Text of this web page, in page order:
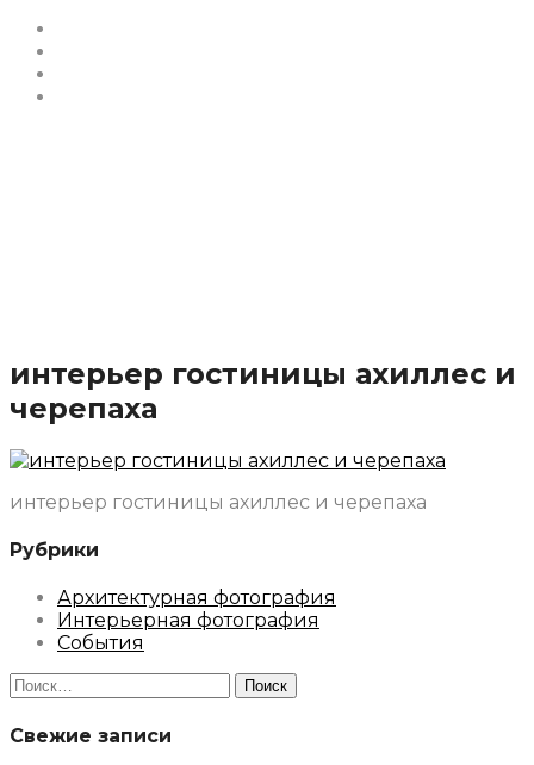
интерьер гостиницы ахиллес и
черепаха
интерьер гостиницы ахиллес и черепаха
Рубрики
Архитектурная фотография
Интерьерная фотография
События
Найти:
Свежие записи